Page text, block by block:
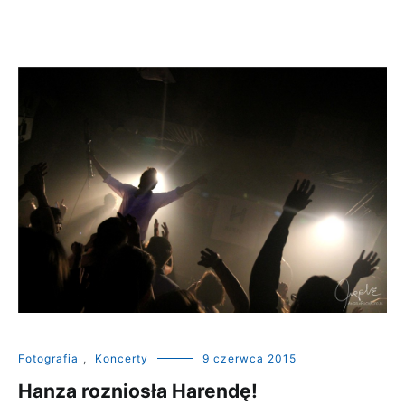
Fotografia , Koncerty 9 czerwca 2015
Hanza rozniosła Harendę!